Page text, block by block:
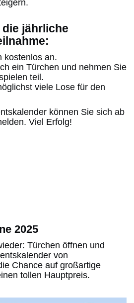
jährliche
kostenlos an.
ein Türchen und nehmen Sie
teil.
viele Lose für den
können Sie sich ab
Viel Erfolg!
2025
Türchen öffnen und
von
Chance auf großartige
tollen Hauptpreis.